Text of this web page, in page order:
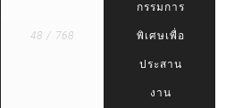
48 / 768
กรรมการ
พิเศษเพื่อ
ประสาน
งาน